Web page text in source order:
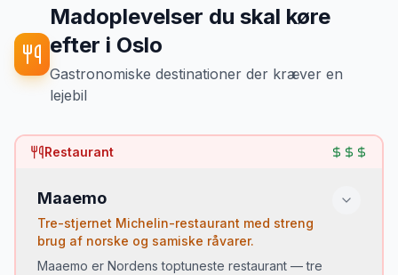
Madoplevelser du skal køre
efter i Oslo
Gastronomiske destinationer der kræver en
lejebil
Restaurant
Maaemo
Tre-stjernet Michelin-restaurant med streng
brug af norske og samiske råvarer.
Maaemo er Nordens toptuneste restaurant — tre